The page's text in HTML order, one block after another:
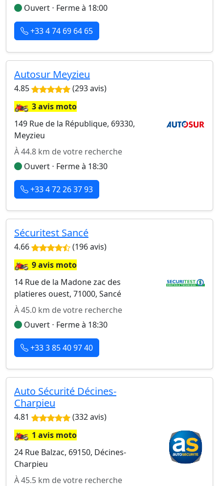
Ouvert ⋅ Ferme à 18:00
+33 4 74 69 64 65
Autosur Meyzieu
4.85 (293 avis)
🏍️3 avis moto
149 Rue de la République, 69330,
Meyzieu
À 44.8 km de votre recherche
Ouvert ⋅ Ferme à 18:30
+33 4 72 26 37 93
Sécuritest Sancé
4.66 (196 avis)
🏍️9 avis moto
14 Rue de la Madone zac des
platieres ouest, 71000, Sancé
À 45.0 km de votre recherche
Ouvert ⋅ Ferme à 18:30
+33 3 85 40 97 40
Auto Sécurité Décines-
Charpieu
4.81 (332 avis)
🏍️1 avis moto
24 Rue Balzac, 69150, Décines-
Charpieu
À 45.5 km de votre recherche